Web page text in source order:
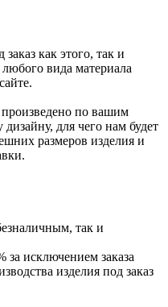
как этого, так и
вида материала
по вашим
для чего нам будет
размеров изделия и
так и
за исключением заказа
изделия под заказ